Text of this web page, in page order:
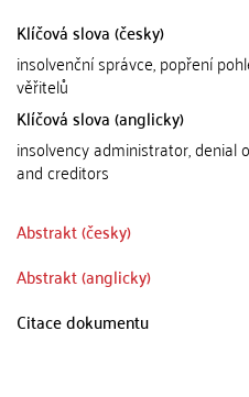
Klíčová slova (česky)
insolvenční správce, popření
věřitelů
Klíčová slova (anglicky)
insolvency administrator, denial
and creditors
Abstrakt (česky)
Abstrakt (anglicky)
Citace dokumentu